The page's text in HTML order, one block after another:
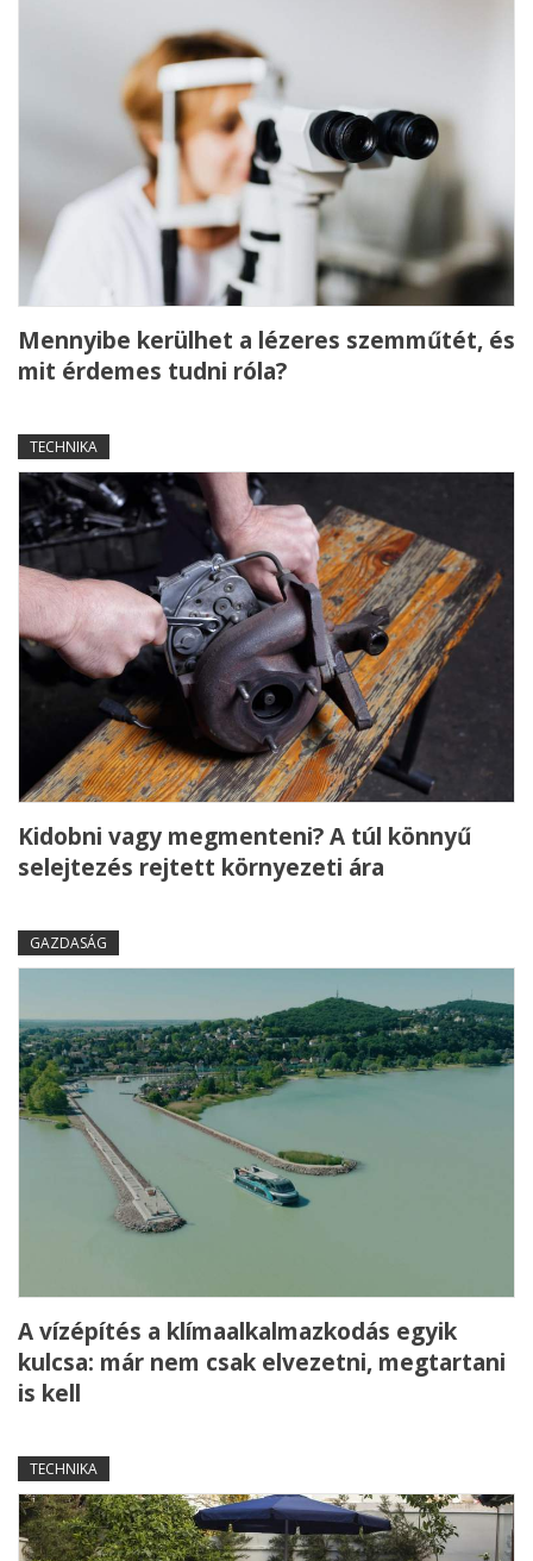
Mennyibe kerülhet a lézeres szemműtét, és
mit érdemes tudni róla?
TECHNIKA
Kidobni vagy megmenteni? A túl könnyű
selejtezés rejtett környezeti ára
GAZDASÁG
A vízépítés a klímaalkalmazkodás egyik
kulcsa: már nem csak elvezetni, megtartani
is kell
TECHNIKA